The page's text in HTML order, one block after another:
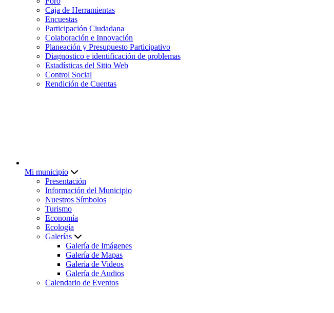
Caja de Herramientas
Encuestas
Participación Ciudadana
Colaboración e Innovación
Planeación y Presupuesto Participativo
Diagnostico e identificación de problemas
Estadísticas del Sitio Web
Control Social
Rendición de Cuentas
Mi municipio
Presentación
Información del Municipio
Nuestros Símbolos
Turismo
Economía
Ecología
Galerías
Galería de Imágenes
Galería de Mapas
Galería de Videos
Galería de Audios
Calendario de Eventos